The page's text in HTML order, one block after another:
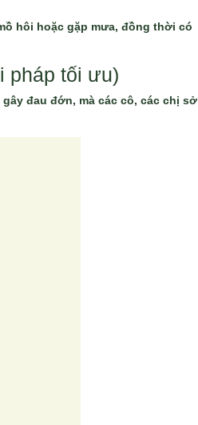
hôi hoặc gặp mưa, đồng thời có
pháp tối ưu)
đau đớn, mà các cô, các chị sở